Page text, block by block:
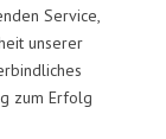
Service,
unserer
zum Erfolg